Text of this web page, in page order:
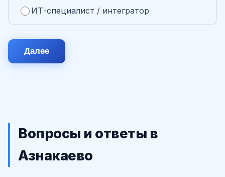
ИТ-специалист / интегратор
Далее
Вопросы и ответы в
Азнакаево